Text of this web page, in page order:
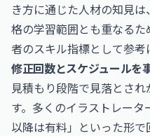
き方に通じた人材の知見は、
格の学習範囲とも重なる
者のスキル指標として参考
修正回数とスケジュールを
見積もり段階で見落とさ
す。多くのイラストレー
以降は有料」といった形